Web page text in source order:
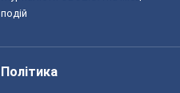
подій
Політика